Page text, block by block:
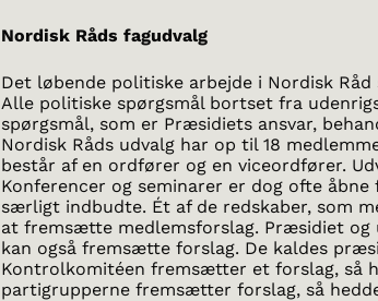
Nordisk Råds fagudvalg
Det løbende politiske arbejde i Nordisk
Alle politiske spørgsmål bortset fra
spørgsmål, som er Præsidiets ansvar,
Nordisk Råds udvalg har op til 18
består af en ordfører og en viceordfører.
Konferencer og seminarer er dog ofte
særligt indbudte. Ét af de redskaber, som
at fremsætte medlemsforslag. Præsidiet og
kan også fremsætte forslag. De kaldes
Kontrolkomitéen fremsætter et forslag, så
partigrupperne fremsætter forslag, så